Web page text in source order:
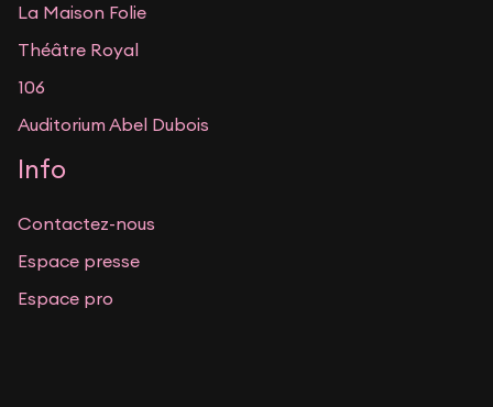
La Maison Folie
Théâtre Royal
106
Auditorium Abel Dubois
Info
Contactez-nous
Espace presse
Espace pro